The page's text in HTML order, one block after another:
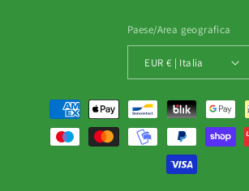
Paese/Area geografica
EUR € | Italia
Metodi
pagamento